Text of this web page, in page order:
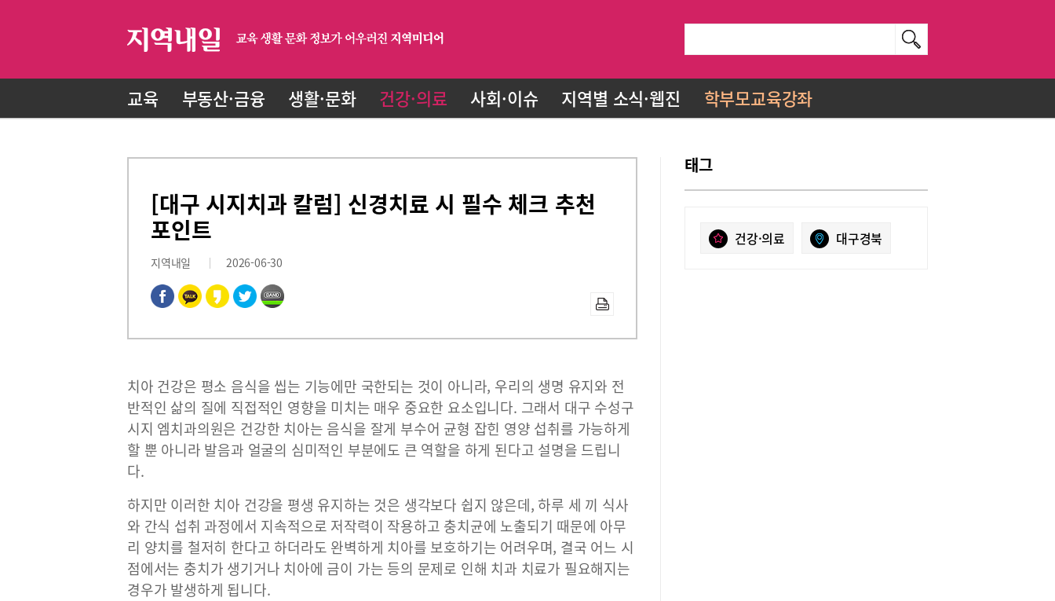
교육 부동산·금융 생활·문화 건강·의료 사회·이슈 지역별 소식·웹진 학부모교육강좌
[대구 시지치과 칼럼] 신경치료 시 필수 체크 추천
포인트
지역내일 2026-06-30
치아 건강은 평소 음식을 씹는 기능에만 국한되는 것이 아니라, 우리의 생명 유지와 전
반적인 삶의 질에 직접적인 영향을 미치는 매우 중요한 요소입니다. 그래서 대구 수성구
시지 엠치과의원은 건강한 치아는 음식을 잘게 부수어 균형 잡힌 영양 섭취를 가능하게
할 뿐 아니라 발음과 얼굴의 심미적인 부분에도 큰 역할을 하게 된다고 설명을 드립니
다.
하지만 이러한 치아 건강을 평생 유지하는 것은 생각보다 쉽지 않은데, 하루 세 끼 식사
와 간식 섭취 과정에서 지속적으로 저작력이 작용하고 충치균에 노출되기 때문에 아무
리 양치를 철저히 한다고 하더라도 완벽하게 치아를 보호하기는 어려우며, 결국 어느 시
점에서는 충치가 생기거나 치아에 금이 가는 등의 문제로 인해 치과 치료가 필요해지는
경우가 발생하게 됩니다.
태그
건강·의료 대구경북